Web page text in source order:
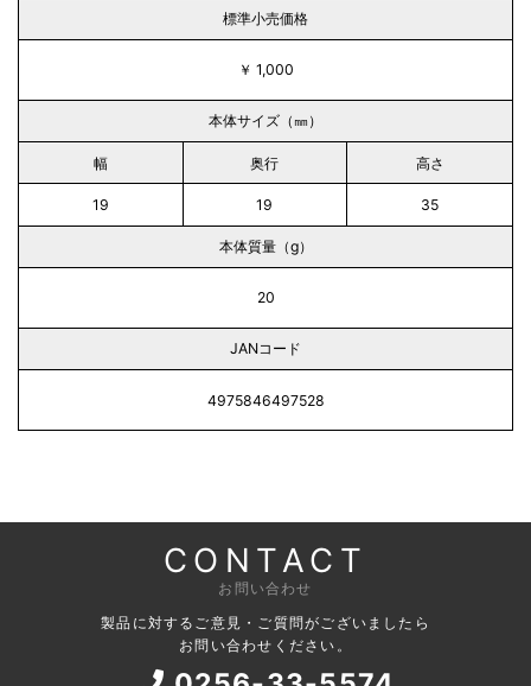
標準小売価格
￥ 1,000
本体サイズ（㎜）
幅 奥行 高さ
19 19 35
本体質量（g）
20
JANコード
4975846497528
CONTACT
お問い合わせ
製品に対するご意見・ご質問がございましたら
お問い合わせください。